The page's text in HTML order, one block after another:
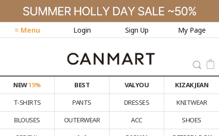
≡ Menu Login Sign Up My Page
NEW15% BEST VALYOU
KIZAK JEAN
T-SHIRTS
PANTS DRESSES
KNITWEAR
BLOUSES
OUTERWEAR ACC
SHOES